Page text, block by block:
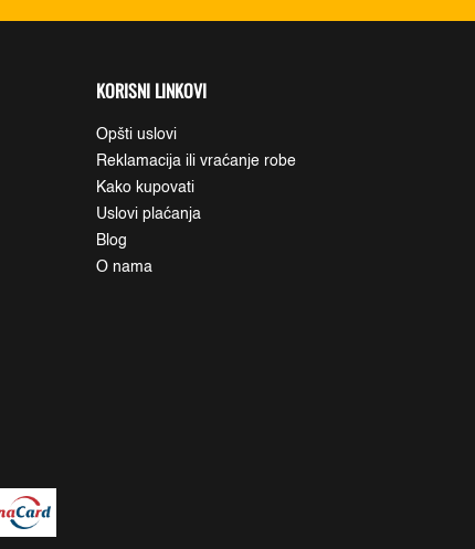
KORISNI LINKOVI
Opšti uslovi
Reklamacija ili vraćanje robe
Kako kupovati
Uslovi plaćanja
Blog
O nama